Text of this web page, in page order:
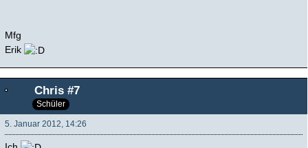
Mfg
Erik
Chris #7
Schüler
5. Januar 2012, 14:26